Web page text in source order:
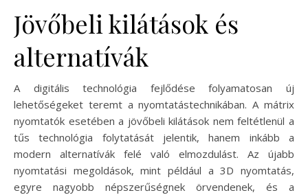
Jövőbeli kilátások és
alternatívák
A digitális technológia fejlődése folyamatosan új
lehetőségeket teremt a nyomtatástechnikában. A mátrix
nyomtatók esetében a jövőbeli kilátások nem feltétlenül a
tűs technológia folytatását jelentik, hanem inkább a
modern alternatívák felé való elmozdulást. Az újabb
nyomtatási megoldások, mint például a 3D nyomtatás,
egyre nagyobb népszerűségnek örvendenek, és a